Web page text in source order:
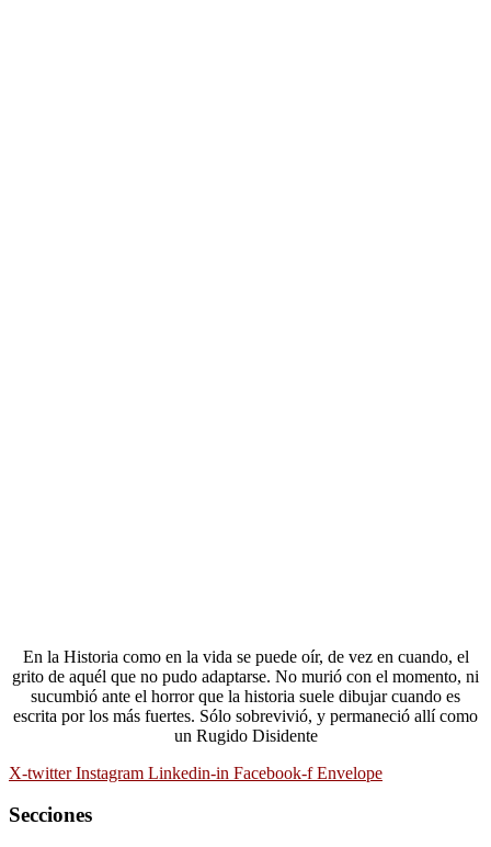
En la Historia como en la vida se puede oír, de vez en cuando, el
grito de aquél que no pudo adaptarse. No murió con el momento, ni
sucumbió ante el horror que la historia suele dibujar cuando es
escrita por los más fuertes. Sólo sobrevivió, y permaneció allí como
un Rugido Disidente
X-twitter Instagram Linkedin-in Facebook-f Envelope
Secciones